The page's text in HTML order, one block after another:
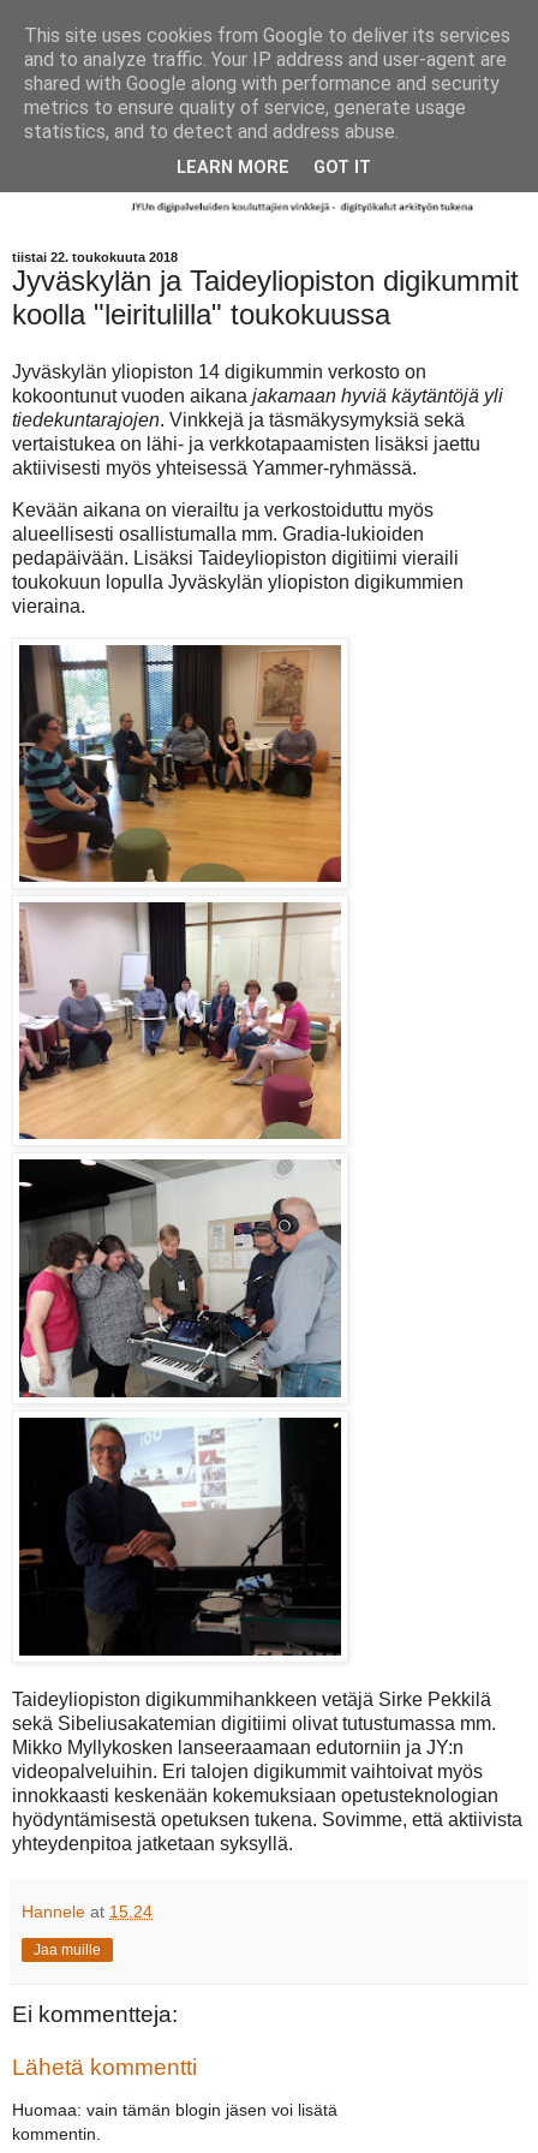
tiistai 22. toukokuuta 2018
Jyväskylän ja Taideyliopiston digikummit
koolla "leiritulilla" toukokuussa
Jyväskylän yliopiston 14 digikummin verkosto on
kokoontunut vuoden aikana jakamaan hyviä käytäntöjä yli
tiedekuntarajojen. Vinkkejä ja täsmäkysymyksiä sekä
vertaistukea on lähi- ja verkkotapaamisten lisäksi jaettu
aktiivisesti myös yhteisessä Yammer-ryhmässä.
Kevään aikana on vierailtu ja verkostoiduttu myös
alueellisesti osallistumalla mm. Gradia-lukioiden
pedapäivään. Lisäksi Taideyliopiston digitiimi vieraili
toukokuun lopulla Jyväskylän yliopiston digikummien
vieraina.
Taideyliopiston digikummihankkeen vetäjä Sirke Pekkilä
sekä Sibeliusakatemian digitiimi olivat tutustumassa mm.
Mikko Myllykosken lanseeraamaan edutorniin ja JY:n
videopalveluihin. Eri talojen digikummit vaihtoivat myös
innokkaasti keskenään kokemuksiaan opetusteknologian
hyödyntämisestä opetuksen tukena. Sovimme, että aktiivista
yhteydenpitoa jatketaan syksyllä.
Hannele at 15.24
Jaa muille
Ei kommentteja:
Lähetä kommentti
Huomaa: vain tämän blogin jäsen voi lisätä
kommentin.
This site uses cookies from Google to deliver its services
and to analyze traffic. Your IP address and user-agent are
shared with Google along with performance and security
metrics to ensure quality of service, generate usage
statistics, and to detect and address abuse.
LEARN MORE GOT IT